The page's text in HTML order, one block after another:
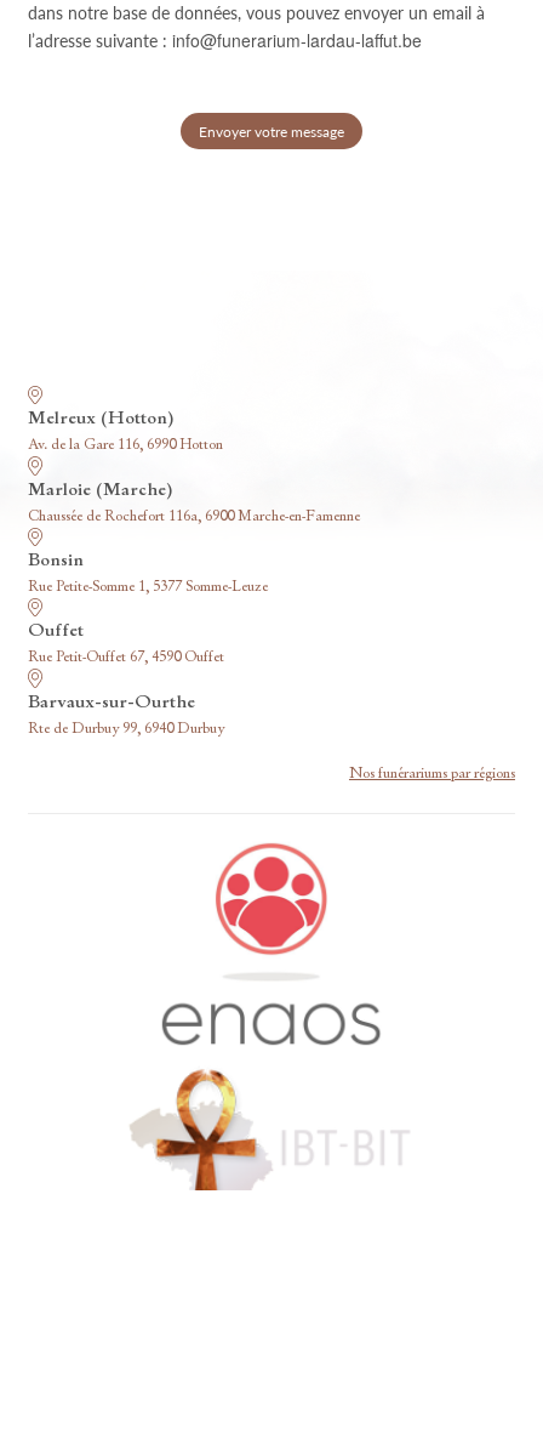
dans notre base de données, vous pouvez envoyer un email à
l’adresse suivante :info@funerarium-lardau-laffut.be
Melreux (Hotton)
Av. de la Gare 116, 6990 Hotton
Marloie (Marche)
Chaussée de Rochefort 116a, 6900 Marche-en-Famenne
Bonsin
Rue Petite-Somme 1, 5377 Somme-Leuze
Ouffet
Rue Petit-Ouffet 67, 4590 Ouffet
Barvaux-sur-Ourthe
Rte de Durbuy 99, 6940 Durbuy
Nos funérariums par régions